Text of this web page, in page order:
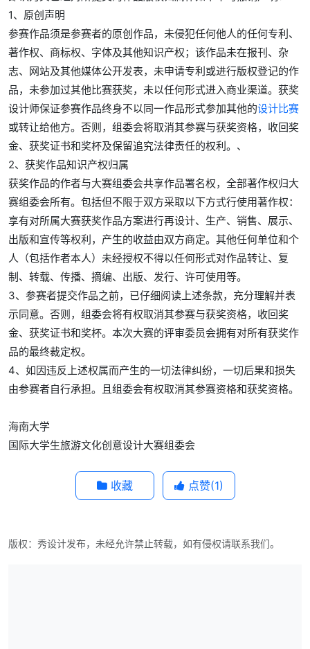
1、原创声明
参赛作品须是参赛者的原创作品，未侵犯任何他人的任何专利、
著作权、商标权、字体及其他知识产权；该作品未在报刊、杂
志、网站及其他媒体公开发表，未申请专利或进行版权登记的作
品，未参加过其他比赛获奖，未以任何形式进入商业渠道。获奖
设计师保证参赛作品终身不以同一作品形式参加其他的设计比赛
或转让给他方。否则，组委会将取消其参赛与获奖资格，收回奖
金、获奖证书和奖杯及保留追究法律责任的权利。、
2、获奖作品知识产权归属
获奖作品的作者与大赛组委会共享作品署名权，全部著作权归大
赛组委会所有。包括但不限于双方采取以下方式行使用著作权：
享有对所属大赛获奖作品方案进行再设计、生产、销售、展示、
出版和宣传等权利，产生的收益由双方商定。其他任何单位和个
人（包括作者本人）未经授权不得以任何形式对作品转让、复
制、转载、传播、摘编、出版、发行、许可使用等。
3、参赛者提交作品之前，已仔细阅读上述条款，充分理解并表
示同意。否则，组委会将有权取消其参赛与获奖资格，收回奖
金、获奖证书和奖杯。本次大赛的评审委员会拥有对所有获奖作
品的最终裁定权。
4、如因违反上述权属而产生的一切法律纠纷，一切后果和损失
由参赛者自行承担。且组委会有权取消其参赛资格和获奖资格。
海南大学
国际大学生旅游文化创意设计大赛组委会
收藏 点赞(1)
版权：秀设计发布，未经允许禁止转载，如有侵权请联系我们。